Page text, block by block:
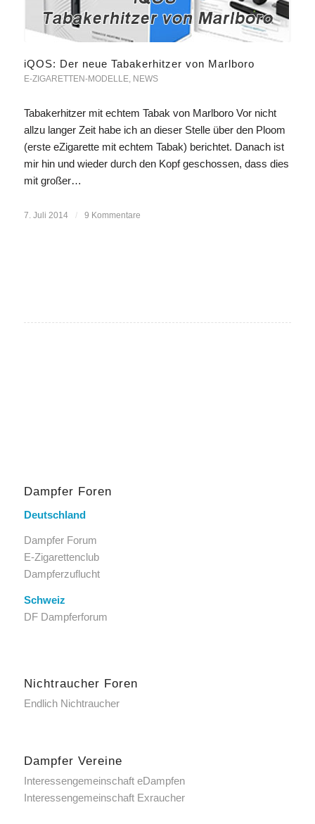
iQOS: Der neue Tabakerhitzer von Marlboro
E-ZIGARETTEN-MODELLE, NEWS
Tabakerhitzer mit echtem Tabak von Marlboro Vor nicht
allzu langer Zeit habe ich an dieser Stelle über den Ploom
(erste eZigarette mit echtem Tabak) berichtet. Danach ist
mir hin und wieder durch den Kopf geschossen, dass dies
mit großer…
7. Juli 2014 / 9 Kommentare
Dampfer Foren
Deutschland
Dampfer Forum
E-Zigarettenclub
Dampferzuflucht
Schweiz
DF Dampferforum
Nichtraucher Foren
Endlich Nichtraucher
Dampfer Vereine
Interessengemeinschaft eDampfen
Interessengemeinschaft Exraucher